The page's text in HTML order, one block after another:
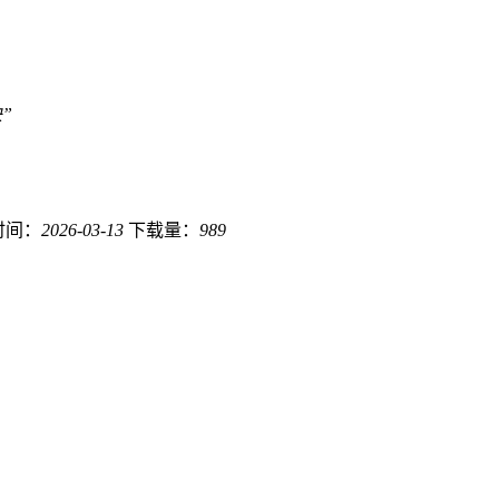
： 2026-03-13 下载量： 989